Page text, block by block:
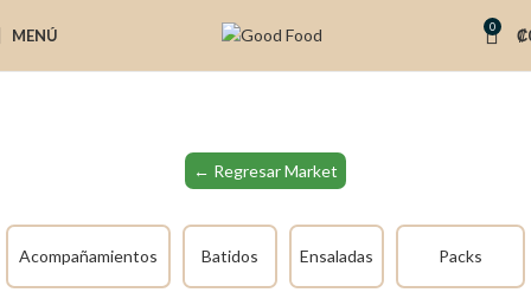
MENÚ 0 ₡
← Regresar Market
Acompañamientos Batidos Ensaladas Packs